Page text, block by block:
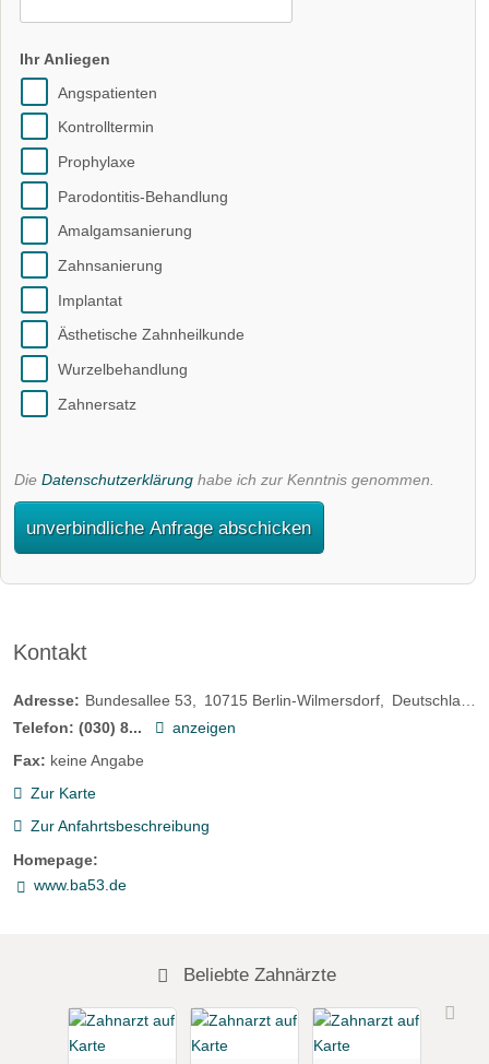
Ihr Anliegen
Angspatienten
Kontrolltermin
Prophylaxe
Parodontitis-Behandlung
Amalgamsanierung
Zahnsanierung
Implantat
Ästhetische Zahnheilkunde
Wurzelbehandlung
Zahnersatz
Die Datenschutzerklärung habe ich zur Kenntnis genommen.
unverbindliche Anfrage abschicken
Kontakt
Adresse: Bundesallee 53 10715 Berlin-Wilmersdorf
Deutschland
Telefon: (030) 8...
anzeigen
Fax: keine Angabe
Zur Karte
Zur Anfahrtsbeschreibung
Homepage:
www.ba53.de
Beliebte Zahnärzte